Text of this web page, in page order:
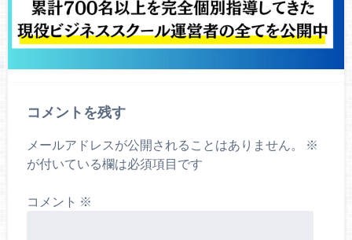
コメントを残す
メールアドレスが公開されることはありません。
※
が付いている欄は必須項目です
コメント ※